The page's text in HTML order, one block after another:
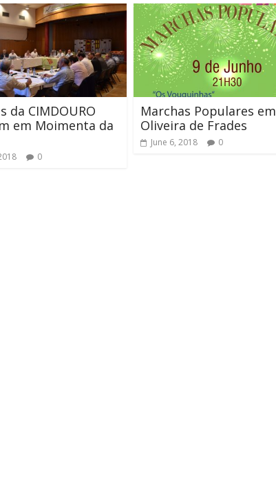
da CIMDOURO
em Moimenta da
0
Marchas Populares em
Oliveira de Frades
June 6, 2018 0